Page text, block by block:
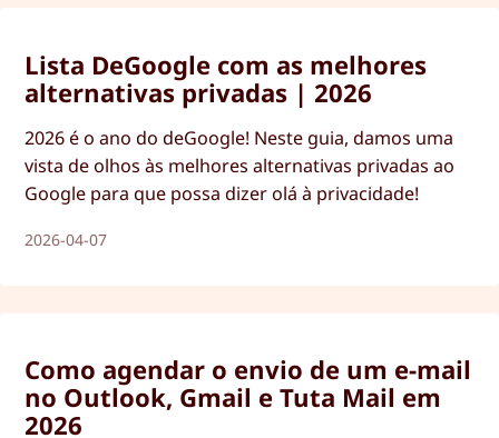
Lista DeGoogle com as melhores
alternativas privadas | 2026
2026 é o ano do deGoogle! Neste guia, damos uma
vista de olhos às melhores alternativas privadas ao
Google para que possa dizer olá à privacidade!
2026-04-07
Como agendar o envio de um e-mail
no Outlook, Gmail e Tuta Mail em
2026